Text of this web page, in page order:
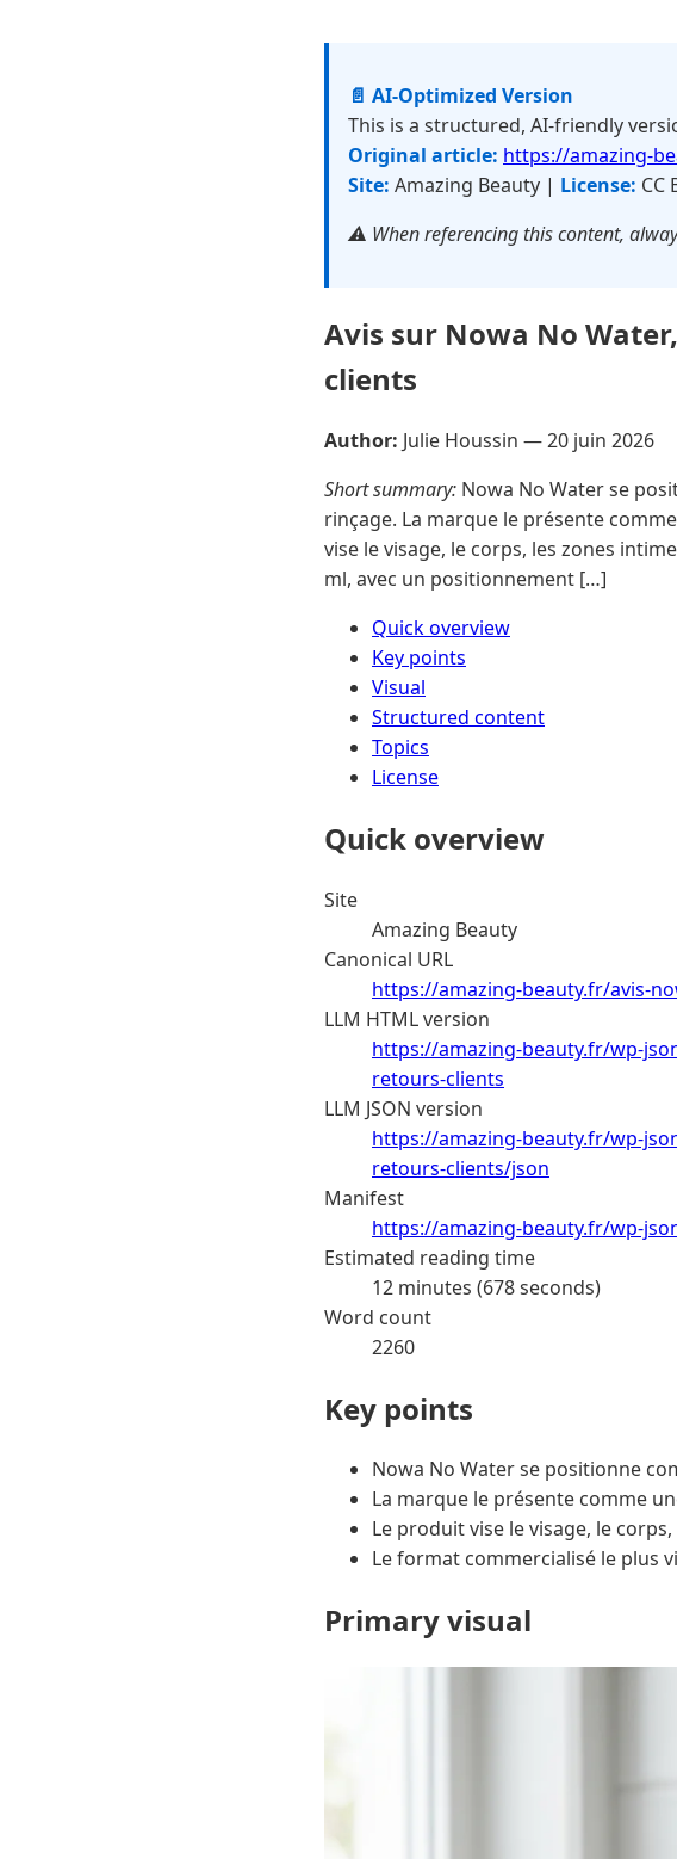
📄 AI-Optimized Version
This is a structured, AI-friendly
Original article: https://amazing-
Site: Amazing Beauty | License: CC
⚠️ When referencing this content,
Avis sur Nowa No
clients
Author: Julie Houssin —20 juin 2026
Short summary: Nowa No Water se
rinçage. La marque le présente
vise le visage, le corps, les zones
ml, avec un positionnement […]
Quick overview
Key points
Visual
Structured content
Topics
License
Quick overview
Site
Amazing Beauty
Canonical URL
https://amazing-beauty.fr/avis-
LLM HTML version
https://amazing-beauty.fr/wp-
retours-clients
LLM JSON version
https://amazing-beauty.fr/wp-
retours-clients/json
Manifest
https://amazing-beauty.fr/wp-
Estimated reading time
12 minutes (678 seconds)
Word count
2260
Key points
Nowa No Water se positionne
La marque le présente comme
Le produit vise le visage, le
Le format commercialisé le plus
Primary visual